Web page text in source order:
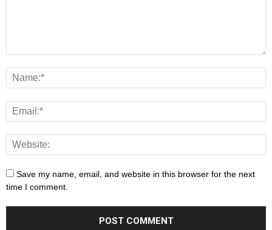
Save my name, email, and website in this browser for the next
time I comment.